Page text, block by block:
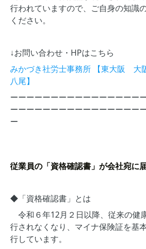
行われていますので、ご自身の知識
ください。
↓お問い合わせ・HPはこちら
みかづき社労士事務所 【東大阪
八尾】
ーーーーーーーーーーーーーーーー
ーーーーーーーーーーーーーーーー
ー
従業員の「資格確認書」が会社宛に
◆「資格確認書」とは
令和６年12月２日以降、従来の健
行されなくなり、マイナ保険証を基
行しています。